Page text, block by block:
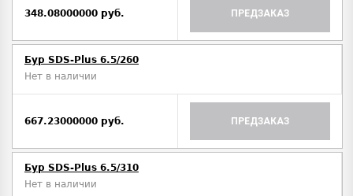
348.08000000 руб. ПРЕДЗАКАЗ
Бур SDS-Plus 6.5/260
Нет в наличии
667.23000000 руб. ПРЕДЗАКАЗ
Бур SDS-Plus 6.5/310
Нет в наличии